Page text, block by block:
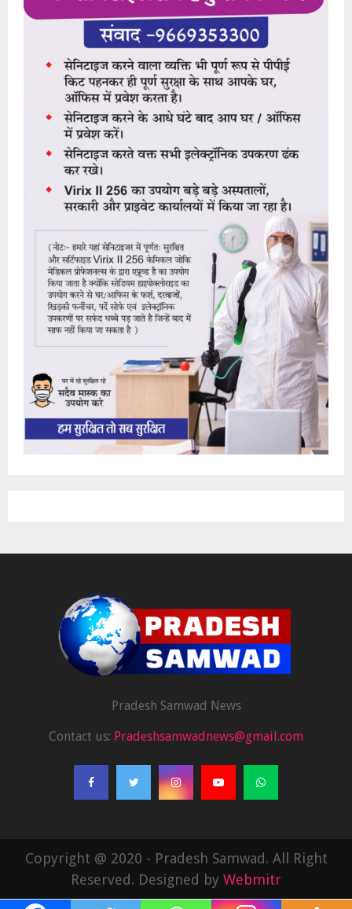
Pradesh Samwad News
Contact us: Pradeshsamwadnews@gmail.com
Copyright @ 2020 - Pradesh Samwad. All Right
Reserved. Designed by Webmitr